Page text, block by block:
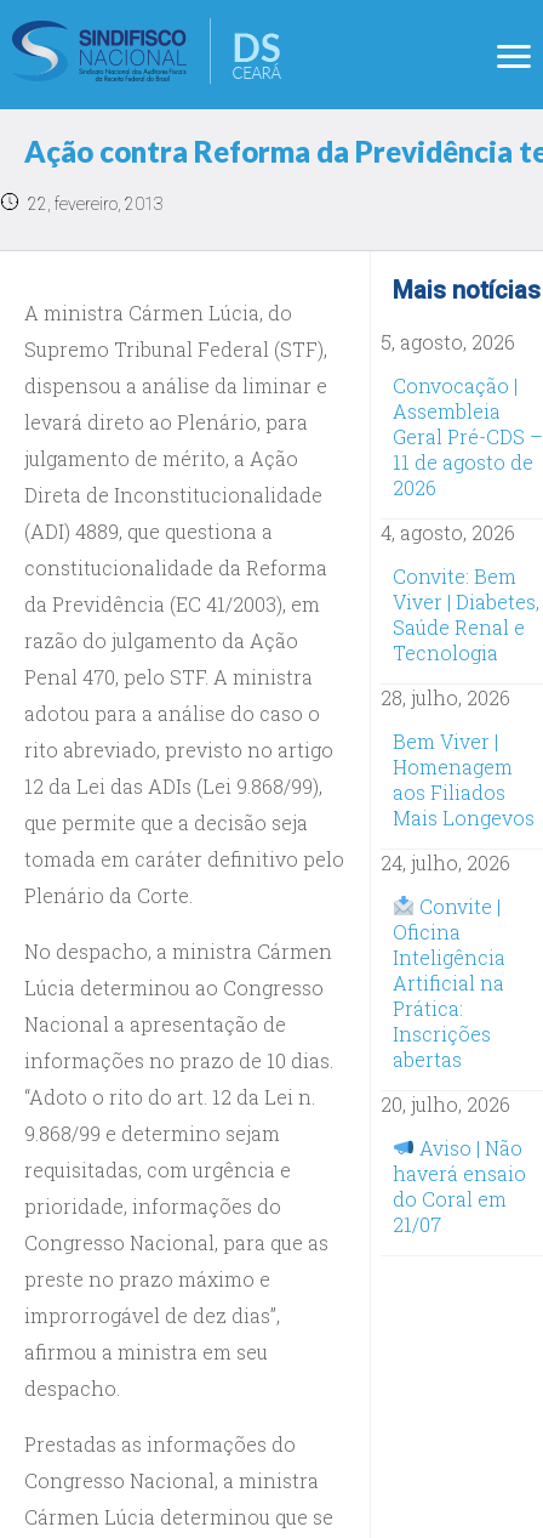
Ação contra Reforma da Previdência
22, fevereiro, 2013
A ministra Cármen Lúcia, do
Supremo Tribunal Federal (STF),
dispensou a análise da liminar e
levará direto ao Plenário, para
julgamento de mérito, a Ação
Direta de Inconstitucionalidade
(ADI) 4889, que questiona a
constitucionalidade da Reforma
da Previdência (EC 41/2003), em
razão do julgamento da Ação
Penal 470, pelo STF. A ministra
adotou para a análise do caso o
rito abreviado, previsto no artigo
12 da Lei das ADIs (Lei 9.868/99),
que permite que a decisão seja
tomada em caráter definitivo pelo
Plenário da Corte.
No despacho, a ministra Cármen
Lúcia determinou ao Congresso
Nacional a apresentação de
informações no prazo de 10 dias.
“Adoto o rito do art. 12 da Lei n.
9.868/99 e determino sejam
requisitadas, com urgência e
prioridade, informações do
Congresso Nacional, para que as
preste no prazo máximo e
improrrogável de dez dias”,
afirmou a ministra em seu
despacho.
Prestadas as informações do
Congresso Nacional, a ministra
Cármen Lúcia determinou que se
Mais notícias
5, agosto, 2026
Convocação |
Assembleia
Geral Pré-CDS –
11 de agosto de
2026
4, agosto, 2026
Convite: Bem
Viver | Diabetes,
Saúde Renal e
Tecnologia
28, julho, 2026
Bem Viver |
Homenagem
aos Filiados
Mais Longevos
24, julho, 2026
Convite |
Oficina
Inteligência
Artificial na
Prática:
Inscrições
abertas
20, julho, 2026
Aviso | Não
haverá ensaio
do Coral em
21/07